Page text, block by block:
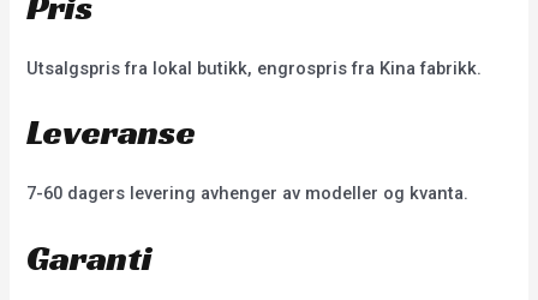
Utsalgspris fra lokal butikk, engrospris fra Kina fabrikk.
Leveranse
7-60 dagers levering avhenger av modeller og kvanta.
Garanti